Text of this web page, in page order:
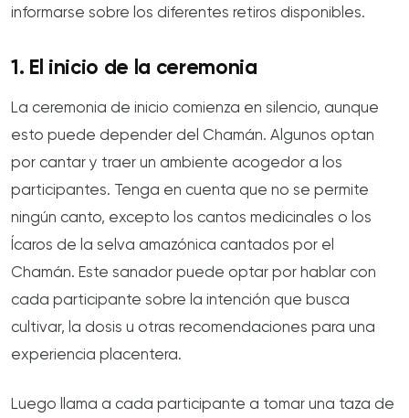
informarse sobre los diferentes retiros disponibles.
1. El inicio de la ceremonia
La ceremonia de inicio comienza en silencio, aunque
esto puede depender del Chamán. Algunos optan
por cantar y traer un ambiente acogedor a los
participantes. Tenga en cuenta que no se permite
ningún canto, excepto los cantos medicinales o los
Ícaros de la selva amazónica cantados por el
Chamán. Este sanador puede optar por hablar con
cada participante sobre la intención que busca
cultivar, la dosis u otras recomendaciones para una
experiencia placentera.
Luego llama a cada participante a tomar una taza de